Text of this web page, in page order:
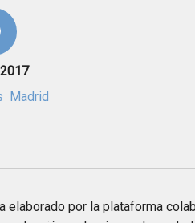
Madrid
elaborado por la plataforma